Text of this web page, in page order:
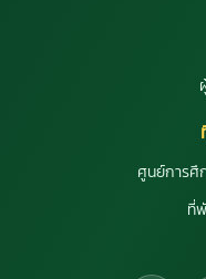
ศูนย์การศึ
ที่